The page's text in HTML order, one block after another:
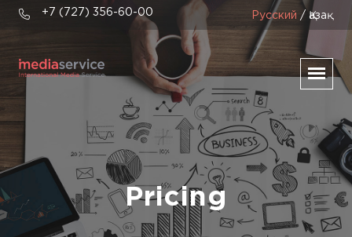
+7 (727) 356-60-00 Русский / Қазақ
Pricing